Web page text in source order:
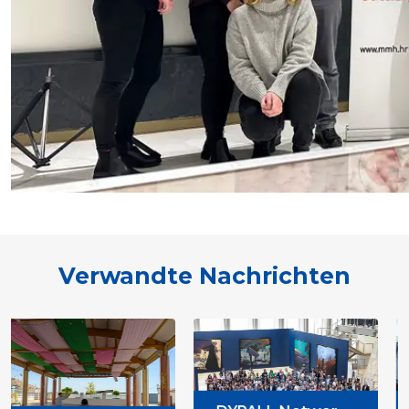
Verwandte Nachrichten